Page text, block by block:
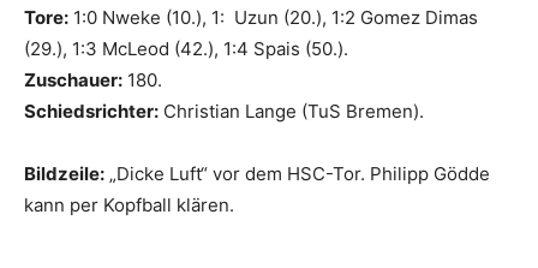
Tore: 1:0 Nweke (10.), 1: Uzun (20.), 1:2 Gomez Dimas
(29.), 1:3 McLeod (42.), 1:4 Spais (50.).
Zuschauer: 180.
Schiedsrichter: Christian Lange (TuS Bremen).
Bildzeile: „Dicke Luft“ vor dem HSC-Tor. Philipp Gödde
kann per Kopfball klären.